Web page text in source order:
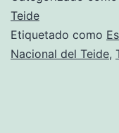
Teide
Etiquetado como
Nacional del Teide,